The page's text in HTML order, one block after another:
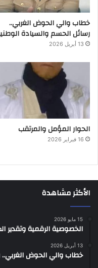
خطاب والي الحوض الغربي..
رسائل الحسم والسيادة
13 أبريل 2026
الحوار المؤمل والمرتقب
16 فبراير 2026
الأكثر مشاهدة
15 مايو 2026
الخصوصية الرقمية وتقدير
13 أبريل 2026
خطاب والي الحوض الغربي..